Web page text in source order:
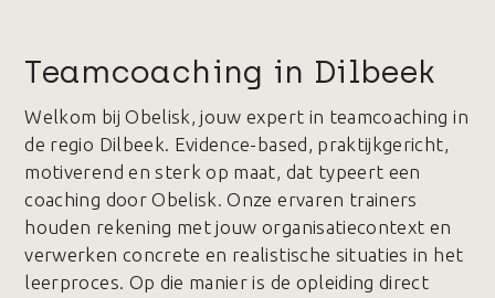
Teamcoaching in Dilbeek
Welkom bij Obelisk, jouw expert in teamcoaching in
de regio Dilbeek. Evidence-based, praktijkgericht,
motiverend en sterk op maat, dat typeert een
coaching door Obelisk. Onze ervaren trainers
houden rekening met jouw organisatiecontext en
verwerken concrete en realistische situaties in het
leerproces. Op die manier is de opleiding direct